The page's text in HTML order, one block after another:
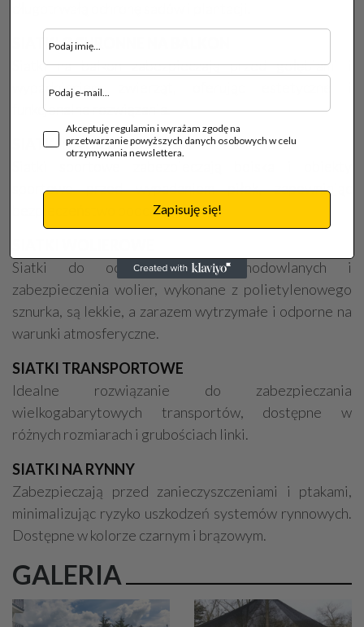
SIATKI OCHRONNE NA BALKON
Siatki na balkon zabezpieczają przed gołębiami i
wypadnięciem zwierząt, oferując estetyczne i
funkcjonalne rozwiązania.
SIATKI NA PIŁKOCHWYTY
sportowe przed wypadaniem piłek, zapewniając
bezpieczeństwo podczas gry.
Siatki do ochrony ptaków hodowlanych i
zabezpieczenia wolier, wykonane z polietylenowego
sznurka, są lekkie, a zarazem wytrzymałe i odporne na
warunki atmosferyczne.
SIATKI TRANSPORTOWE
Idealne rozwiązanie do zabezpieczania
wielkogabarytowych transportów, dostępne w
różnych rozmiarach i grubościach linki.
SIATKI NA RYNNY
Zabezpieczają przed zanieczyszczeniami i ptakami,
minimalizując ryzyko uszkodzeń systemów rynnowych.
Dostępne w kolorze czarnym i brązowym.
GALERIA
Akceptuję regulamin i wyrażam zgodę na
przetwarzanie powyższych danych osobowych w celu
otrzymywania newslettera.
Zapisuję się!